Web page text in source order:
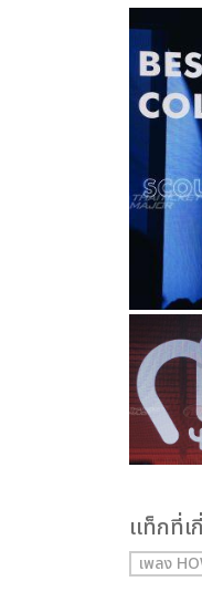
เเท็กที่
เพลง